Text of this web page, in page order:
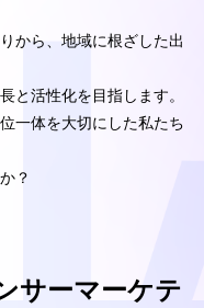
から、地域に根ざした出
と活性化を目指します。
一体を大切にした私たち
？
サーマーケテ